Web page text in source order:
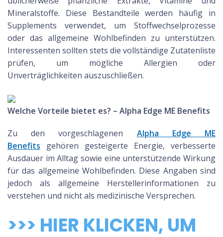
Mineralstoffe. Diese Bestandteile werden häufig in
Supplements verwendet, um Stoffwechselprozesse
oder das allgemeine Wohlbefinden zu unterstützen.
Interessenten sollten stets die vollständige Zutatenliste
prüfen, um mögliche Allergien oder
Unverträglichkeiten auszuschließen.
Welche Vorteile bietet es? – Alpha Edge ME Benefits
Zu den vorgeschlagenen Alpha Edge ME
Benefits gehören gesteigerte Energie, verbesserte
Ausdauer im Alltag sowie eine unterstützende Wirkung
für das allgemeine Wohlbefinden. Diese Angaben sind
jedoch als allgemeine Herstellerinformationen zu
verstehen und nicht als medizinische Versprechen.
>>> HIER KLICKEN, UM